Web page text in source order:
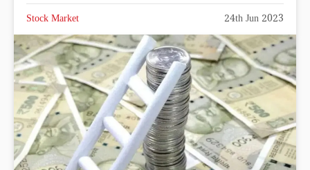
Stock Market 24th Jun 2023